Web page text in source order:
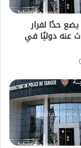
حدًا لفرار
عنه دوليًا في